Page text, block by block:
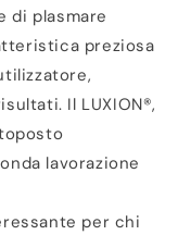
di plasmare
preziosa
Il LUXION®,
lavorazione
per chi